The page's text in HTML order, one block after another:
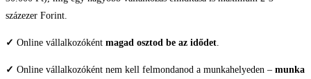
százezer Forint.
✓ Online vállalkozóként magad osztod be az idődet
✓ Online vállalkozóként nem kell felmondanod a munkahelyeden – munka